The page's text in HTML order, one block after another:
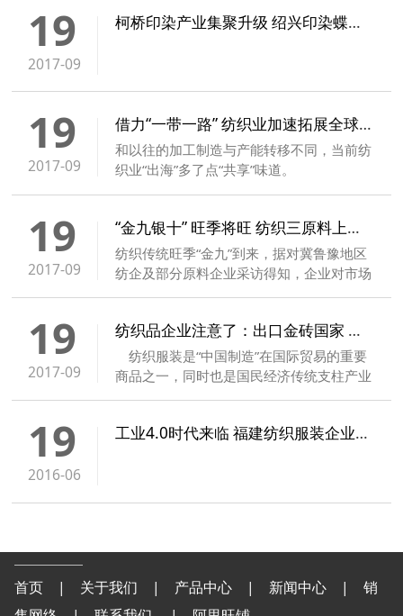
19
2017-09
柯桥印染产业集聚升级 绍兴印染蝶变绿色高端
19
2017-09
借力“一带一路” 纺织业加速拓展全球“朋友圈”
和以往的加工制造与产能转移不同，当前纺
织业“出海”多了点“共享”味道。
19
2017-09
“金九银十” 旺季将旺 纺织三原料上涨纱支订单有回升
纺织传统旺季“金九”到来，据对冀鲁豫地区
纺企及部分原料企业采访得知，企业对市场
19
2017-09
纺织品企业注意了：出口金砖国家 要知己知彼
纺织服装是“中国制造”在国际贸易的重要
商品之一，同时也是国民经济传统支柱产业
19
2016-06
工业4.0时代来临 福建纺织服装企业对机械工业需求更强
首页| 关于我们 | 产品中心| 新闻中心| 销